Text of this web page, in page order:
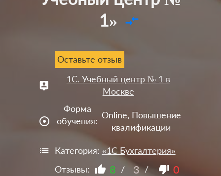
1» compare_arrows
1С. Учебный центр № 1 в
Москве
adjust
Форма
обучения:
Online, Повышение
квалификации
Категория: «1С Бухгалтерия»
Отзывы:
8 / 3/ 0
Оставьте отзыв